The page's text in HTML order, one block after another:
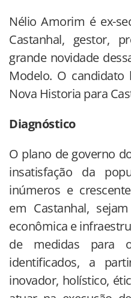
Nélio Amorim é ex-
Castanhal, gestor,
grande novidade
Modelo. O candidato
Nova Historia para
Diagnóstico
O plano de governo
insatisfação da
inúmeros e
em Castanhal,
econômica e
de medidas para
identificados, a
inovador, holístico,